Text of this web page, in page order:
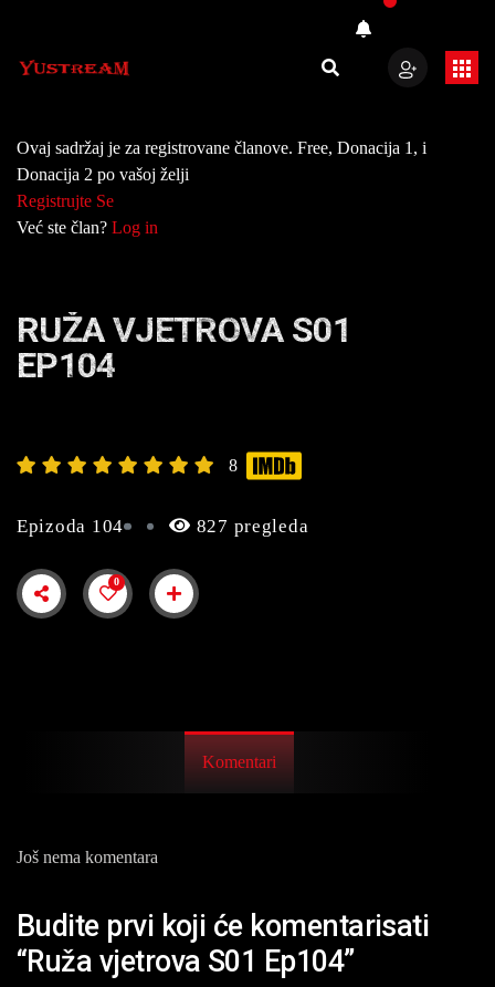
Ovaj sadržaj je za registrovane članove. Free, Donacija 1, i
Donacija 2 po vašoj želji
Registrujte Se
Već ste član? Log in
RUŽA VJETROVA S01
EP104
8
Epizoda 104 827 pregleda
0
Komentari
Još nema komentara
Budite prvi koji će komentarisati
“Ruža vjetrova S01 Ep104”